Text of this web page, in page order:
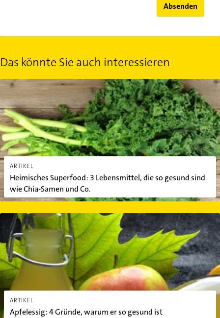
Absenden
Das könnte Sie auch interessieren
ARTIKEL
Heimisches Superfood: 3 Lebensmittel, die so gesund sind
wie Chia-Samen und Co.
Heimisches Superfood: 3 Lebensmittel, die so gesund sind wie
ARTIKEL
Apfelessig: 4 Gründe, warum er so gesund ist
Apfelessig: 4 Gründe, warum er so gesund ist